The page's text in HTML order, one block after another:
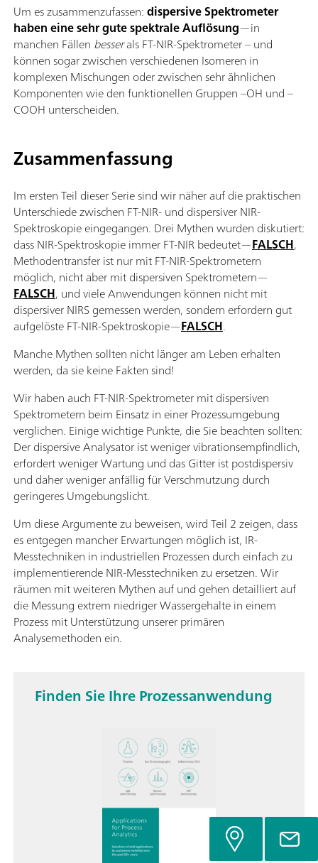
Um es zusammenzufassen:dispersive Spektrometer
haben eine sehr gute spektrale Auflösung—in
manchen Fällen besserals FT-NIR-Spektrometer – und
können sogar zwischen verschiedenen Isomeren in
komplexen Mischungen oder zwischen sehr ähnlichen
Komponenten wie den funktionellen Gruppen –OH und –
COOH unterscheiden.
Zusammenfassung
Im ersten Teil dieser Serie sind wir näher auf die praktischen
Unterschiede zwischen FT-NIR- und dispersiver NIR-
Spektroskopie eingegangen. Drei Mythen wurden diskutiert:
dass NIR-Spektroskopie immer FT-NIR bedeutet—FALSCH,
Methodentransfer ist nur mit FT-NIR-Spektrometern
möglich, nicht aber mit dispersiven Spektrometern—
FALSCH, und viele Anwendungen können nicht mit
dispersiver NIRS gemessen werden, sondern erfordern gut
aufgelöste FT-NIR-Spektroskopie—FALSCH.
Manche Mythen sollten nicht länger am Leben erhalten
werden, da sie keine Fakten sind!
Wir haben auch FT-NIR-Spektrometer mit dispersiven
Spektrometern beim Einsatz in einer Prozessumgebung
verglichen. Einige wichtige Punkte, die Sie beachten sollten:
Der dispersive Analysator ist weniger vibrationsempfindlich,
erfordert weniger Wartung und das Gitter ist postdispersiv
und daher weniger anfällig für Verschmutzung durch
geringeres Umgebungslicht.
Um diese Argumente zu beweisen, wird Teil 2 zeigen, dass
es entgegen mancher Erwartungen möglich ist, IR-
Messtechniken in industriellen Prozessen durch einfach zu
implementierende NIR-Messtechniken zu ersetzen. Wir
räumen mit weiteren Mythen auf und gehen detailliert auf
die Messung extrem niedriger Wassergehalte in einem
Prozess mit Unterstützung unserer primären
Analysemethoden ein.
Finden Sie Ihre Prozessanwendung